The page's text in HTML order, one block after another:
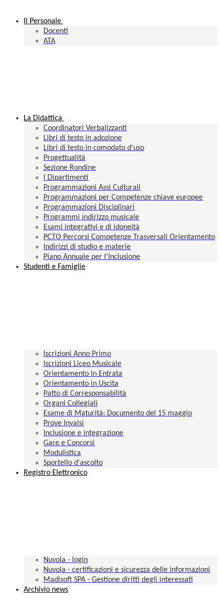
Il Personale
Docenti
ATA
La Didattica
Coordinatori Verbalizzanti
Libri di testo in adozione
Libri di testo in comodato d'uso
Progettualità
Sezione Rondine
I Dipartimenti
Programmazioni Assi Culturali
Programmazioni per Competenze chiave europee
Programmazioni Disciplinari
Programmi indirizzo musicale
Esami integrativi e di idoneità
PCTO Percorsi Competenze Trasversali Orientamento
Indirizzi di studio e materie
Piano Annuale per l'Inclusione
Studenti e Famiglie
Iscrizioni Anno Primo
Iscrizioni Liceo Musicale
Orientamento In Entrata
Orientamento in Uscita
Patto di Corresponsabilità
Organi Collegiali
Esame di Maturità: Documento del 15 maggio
Prove Invalsi
Inclusione e integrazione
Gare e Concorsi
Modulistica
Sportello d'ascolto
Registro Elettronico
Nuvola - login
Nuvola - certificazioni e sicurezza delle informazioni
Madisoft SPA - Gestione diritti degli interessati
Archivio news